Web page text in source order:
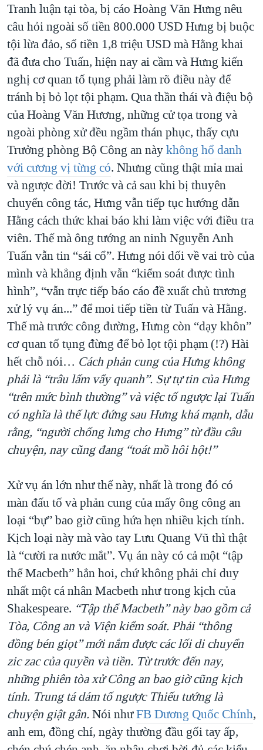
Tranh luận tại tòa, bị cáo Hoàng Văn Hưng nêu
câu hỏi ngoài số tiền 800.000 USD Hưng bị buộc
tội lừa đảo, số tiền 1,8 triệu USD mà Hằng khai
đã đưa cho Tuấn, hiện nay ai cầm và Hưng kiến
nghị cơ quan tố tụng phải làm rõ điều này để
tránh bị bỏ lọt tội phạm. Qua thần thái và điệu bộ
của Hoàng Văn Hương, những cử tọa trong và
ngoài phòng xử đều ngầm thán phục, thấy cựu
Trưởng phòng Bộ Công an nàykhông hổ danh
với cương vị từng có. Nhưng cũng thật mỉa mai
và ngược đời! Trước và cả sau khi bị thuyên
chuyển công tác, Hưng vẫn tiếp tục hướng dẫn
Hằng cách thức khai báo khi làm việc với điều tra
viên. Thế mà ông tướng an ninh Nguyễn Anh
Tuấn vẫn tin “sái cổ”. Hưng nói dối về vai trò của
mình và khẳng định vẫn “kiểm soát được tình
hình”, “vẫn trực tiếp báo cáo đề xuất chủ trương
xử lý vụ án...” để moi tiếp tiền từ Tuấn và Hằng.
Thế mà trước công đường, Hưng còn “dạy khôn”
cơ quan tố tụng đừng để bỏ lọt tội phạm (!?) Hài
hết chỗ nói… Cách phản cung của Hưng không
phải là “trâu lấm vẩy quanh”. Sự tự tin của Hưng
“trên mức bình thường” và việc tố ngược lại Tuấn
có nghĩa là thế lực đứng sau Hưng khá mạnh, dẫu
rằng, “người chống lưng cho Hưng” từ đầu câu
chuyện, nay cũng đang “toát mồ hôi hột!”
Xử vụ án lớn như thế này, nhất là trong đó có
màn đấu tố và phản cung của mấy ông công an
loại “bự” bao giờ cũng hứa hẹn nhiều kịch tính.
Kịch loại này mà vào tay Lưu Quang Vũ thì thật
là “cười ra nước mắt”. Vụ án này có cả một “tập
thể Macbeth” hẳn hoi, chứ không phải chỉ duy
nhất một cá nhân Macbeth như trong kịch của
Shakespeare. “Tập thể Macbeth” này bao gồm cả
Tòa, Công an và Viện kiểm soát. Phải “thông
đồng bén giọt” mới nắm được các lối di chuyển
zic zac của quyền và tiền. Từ trước đến nay,
những phiên tòa xử Công an bao giờ cũng kịch
tính. Trung tá dám tố ngược Thiếu tướng là
chuyện giật gân. Nói nhưFB Dương Quốc Chính,
anh em, đồng chí, ngày thường đầu gối tay ấp,